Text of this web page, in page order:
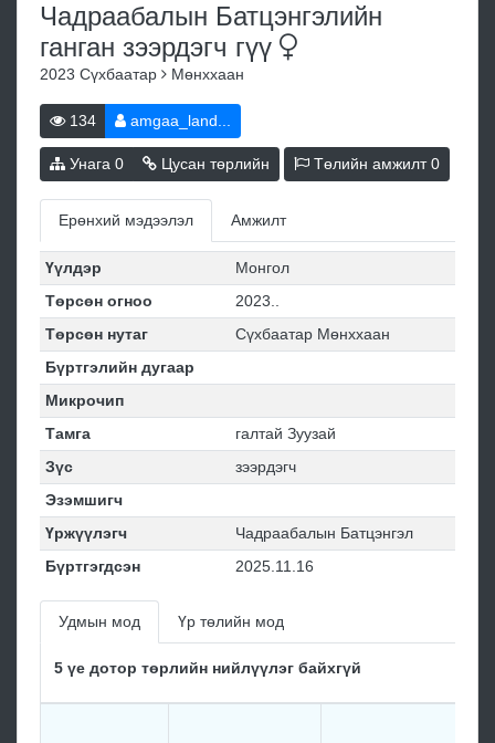
Чадраабалын Батцэнгэлийн
ганган зээрдэгч гүү
2023 Сүхбаатар Мөнххаан
134 amgaa_land...
Унага 0 Цусан төрлийн Төлийн амжилт0
Ерөнхий мэдээлэл Амжилт
Үүлдэр
Монгол
Төрсөн огноо
2023..
Төрсөн нутаг
Сүхбаатар Мөнххаан
Бүртгэлийн дугаар
Микрочип
Тамга
галтай Зуузай
Зүс
зээрдэгч
Эзэмшигч
Үржүүлэгч
Чадраабалын Батцэнгэл
Бүртгэгдсэн
2025.11.16
Удмын мод Үр төлийн мод
5 үе дотор төрлийн нийлүүлэг байхгүй